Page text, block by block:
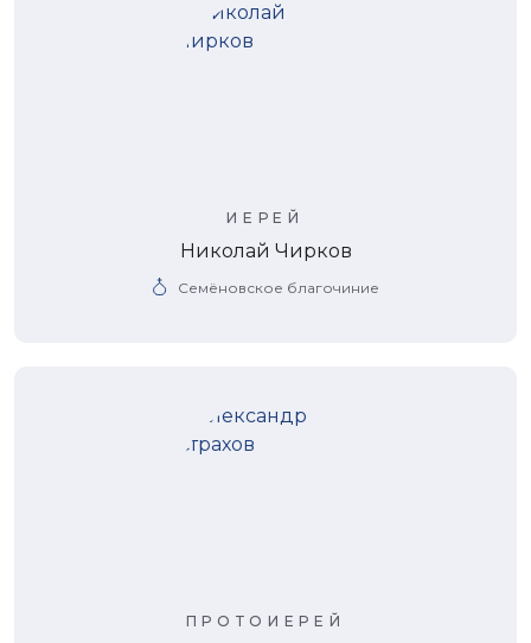
ИЕРЕЙ
Николай Чирков
Семёновское благочиние
ПРОТОИЕРЕЙ